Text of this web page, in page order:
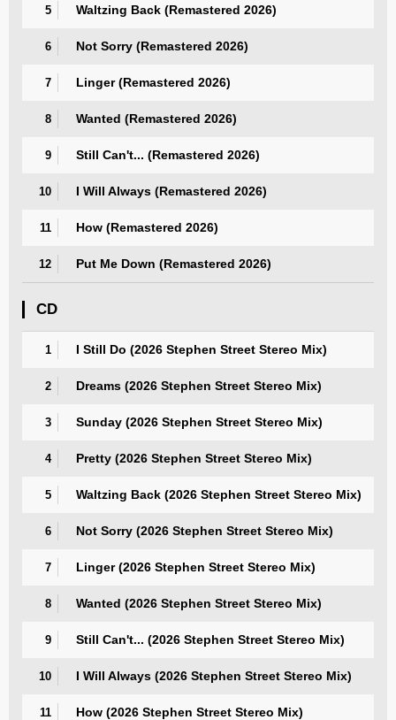
5 Waltzing Back (Remastered 2026)
6 Not Sorry (Remastered 2026)
7 Linger (Remastered 2026)
8 Wanted (Remastered 2026)
9 Still Can't... (Remastered 2026)
10 I Will Always (Remastered 2026)
11 How (Remastered 2026)
12 Put Me Down (Remastered 2026)
CD
1 I Still Do (2026 Stephen Street Stereo Mix)
2 Dreams (2026 Stephen Street Stereo Mix)
3 Sunday (2026 Stephen Street Stereo Mix)
4 Pretty (2026 Stephen Street Stereo Mix)
5 Waltzing Back (2026 Stephen Street Stereo Mix)
6 Not Sorry (2026 Stephen Street Stereo Mix)
7 Linger (2026 Stephen Street Stereo Mix)
8 Wanted (2026 Stephen Street Stereo Mix)
9 Still Can't... (2026 Stephen Street Stereo Mix)
10 I Will Always (2026 Stephen Street Stereo Mix)
11 How (2026 Stephen Street Stereo Mix)